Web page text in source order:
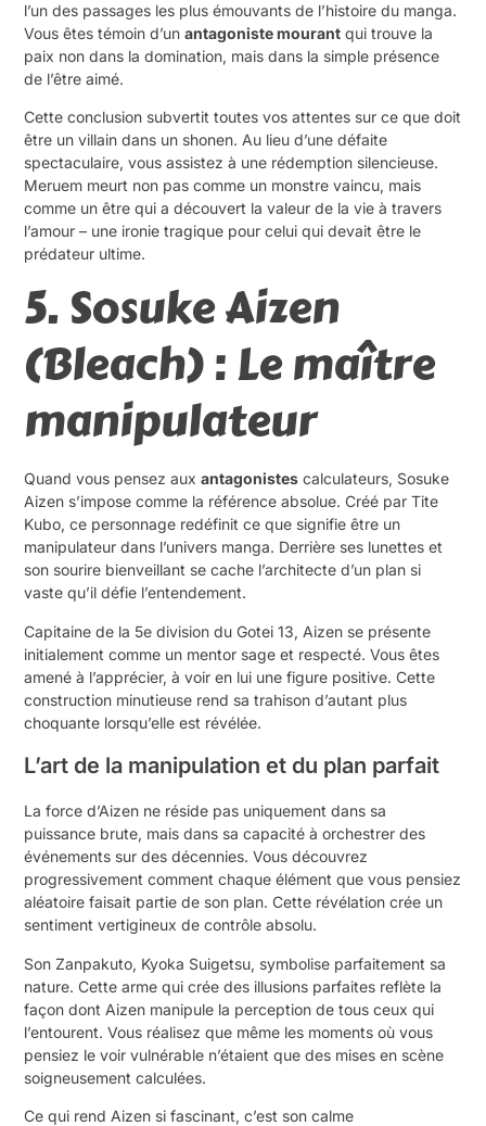
l’un des passages les plus émouvants de l’histoire du manga.
Vous êtes témoin d’unantagoniste mourant qui trouve la
paix non dans la domination, mais dans la simple présence
de l’être aimé.
Cette conclusion subvertit toutes vos attentes sur ce que doit
être un villain dans un shonen. Au lieu d’une défaite
spectaculaire, vous assistez à une rédemption silencieuse.
Meruem meurt non pas comme un monstre vaincu, mais
comme un être qui a découvert la valeur de la vie à travers
l’amour – une ironie tragique pour celui qui devait être le
prédateur ultime.
5. Sosuke Aizen
(Bleach) : Le maître
manipulateur
Quand vous pensez auxantagonistes calculateurs, Sosuke
Aizen s’impose comme la référence absolue. Créé par Tite
Kubo, ce personnage redéfinit ce que signifie être un
manipulateur dans l’univers manga. Derrière ses lunettes et
son sourire bienveillant se cache l’architecte d’un plan si
vaste qu’il défie l’entendement.
Capitaine de la 5e division du Gotei 13, Aizen se présente
initialement comme un mentor sage et respecté. Vous êtes
amené à l’apprécier, à voir en lui une figure positive. Cette
construction minutieuse rend sa trahison d’autant plus
choquante lorsqu’elle est révélée.
L’art de la manipulation et du plan parfait
La force d’Aizen ne réside pas uniquement dans sa
puissance brute, mais dans sa capacité à orchestrer des
événements sur des décennies. Vous découvrez
progressivement comment chaque élément que vous pensiez
aléatoire faisait partie de son plan. Cette révélation crée un
sentiment vertigineux de contrôle absolu.
Son Zanpakuto, Kyoka Suigetsu, symbolise parfaitement sa
nature. Cette arme qui crée des illusions parfaites reflète la
façon dont Aizen manipule la perception de tous ceux qui
l’entourent. Vous réalisez que même les moments où vous
pensiez le voir vulnérable n’étaient que des mises en scène
soigneusement calculées.
Ce qui rend Aizen si fascinant, c’est son calme